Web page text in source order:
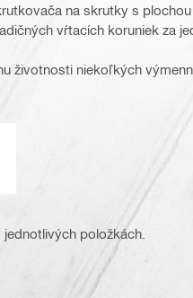
na skrutky s
vŕtacích koruniek za
životnosti niekoľkých
položkách.